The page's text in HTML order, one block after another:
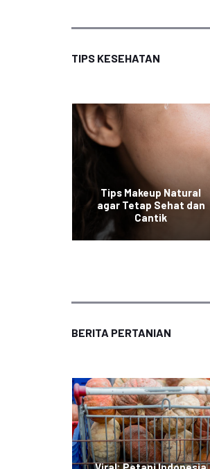
TIPS KESEHATAN
Tips Makeup Natural
agar Tetap Sehat dan
Cantik
BERITA PERTANIAN